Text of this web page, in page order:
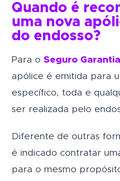
Quando é
uma nova
do endosso?
Para o Seguro Garantia
apólice é emitida para
específico, toda e
ser realizada pelo
Diferente de outras
é indicado contratar
para o mesmo